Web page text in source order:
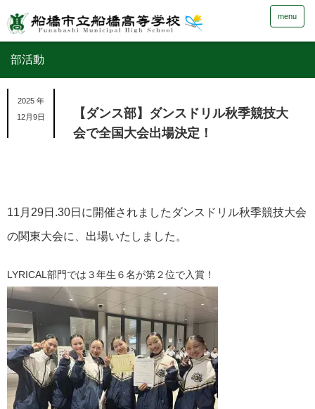
menu
部活動
2025 年
12月9日
【ダンス部】ダンスドリル秋季競技大
会で全国大会出場決定！
11月29日.30日に開催されましたダンスドリル秋季競技大会
の関東大会に、出場いたしました。
LYRICAL部門では３年生６名が第２位で入賞！